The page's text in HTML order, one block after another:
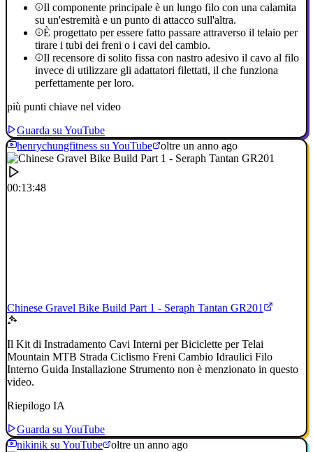
Il componente principale è un lungo filo con una calamita
su un'estremità e un punto di attacco sull'altra.
È progettato per essere fatto passare attraverso il telaio per
tirare i tubi dei freni o i cavi del cambio.
Il recensore di solito fissa con nastro adesivo il cavo al filo
invece di utilizzare gli adattatori filettati, il che funziona
perfettamente per loro.
più punti chiave nel video
Guarda su YouTube
henrychungfitness su YouTube
oltre un anno ago
00:13:48
Chinese Gravel Bike Build Part 1 - Seraph Tantan GR201
Il Kit di Instradamento Cavi Interni per Biciclette per Telai
Mountain MTB Strada Ciclismo Freni Cambio Idraulici Filo
Interno Guida Installazione Strumento non è menzionato in questo
video.
Riepilogo IA
Guarda su YouTube
nikinik su YouTube
oltre un anno ago